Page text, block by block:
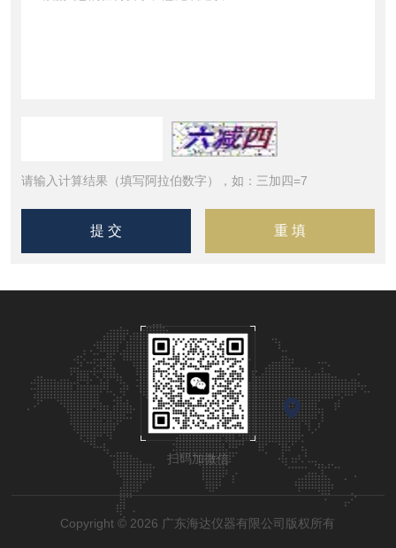
请输入计算结果（填写阿拉伯数字），如：三加四=7
扫码加微信
Copyright © 2026 广东海达仪器有限公司版权所有